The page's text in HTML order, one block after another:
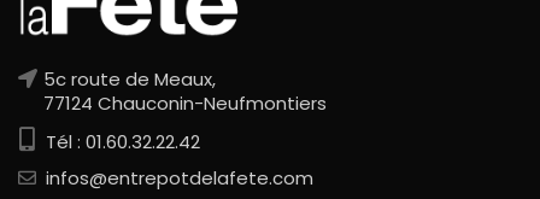
5c route de Meaux,
77124 Chauconin-Neufmontiers
Tél : 01.60.32.22.42
infos@entrepotdelafete.com